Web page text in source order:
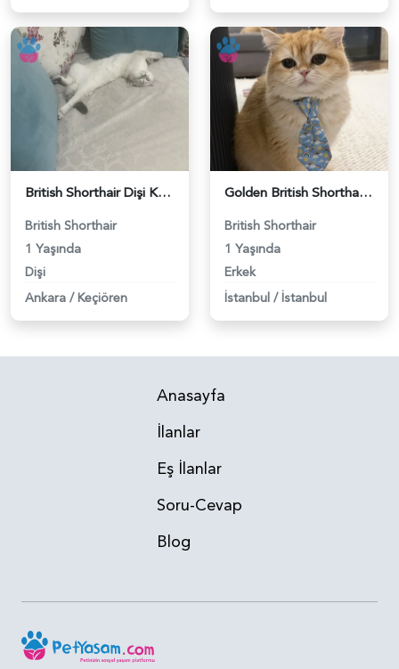
British Shorthair Dişi Kedim Eş Arıyor - 118984618
British Shorthair
1 Yaşında
Dişi
Ankara / Keçiören
Golden British Shorthair 1 Yaşında Eş Arıyor - 118984604
British Shorthair
1 Yaşında
Erkek
İstanbul / İstanbul
Anasayfa
İlanlar
Eş İlanlar
Soru-Cevap
Blog